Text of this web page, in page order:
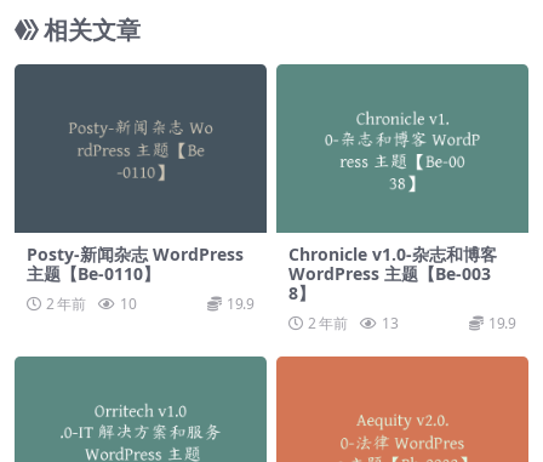
相关文章
Posty-新闻杂志 WordPress
主题【Be-0110】
2 年前 10 19.9
Chronicle v1.0-杂志和博客
WordPress 主题【Be-003
8】
2 年前 13 19.9